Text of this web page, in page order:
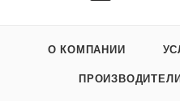
О КОМПАНИИ
ПРОИЗВОДИТЕЛИ